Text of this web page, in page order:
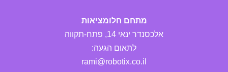
מתחם חלומציאות
אלכסנדר ינאי 14, פתח-תקווה
לתאום הגעה:
rami@robotix.co.il